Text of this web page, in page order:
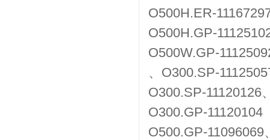
O500H.ER-
O500H.GP-
O500W.GP-
、O300.SP-
O300.SP-11120126
O300.GP-11120104
O500.GP-11096069